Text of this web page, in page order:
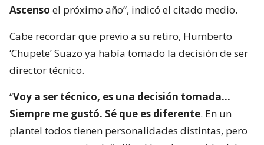
Ascenso el próximo año”, indicó el citado medio.
Cabe recordar que previo a su retiro, Humberto
‘Chupete’ Suazo ya había tomado la decisión de ser
director técnico.
“Voy a ser técnico, es una decisión tomada…
Siempre me gustó. Sé que es diferente. En un
plantel todos tienen personalidades distintas, pero